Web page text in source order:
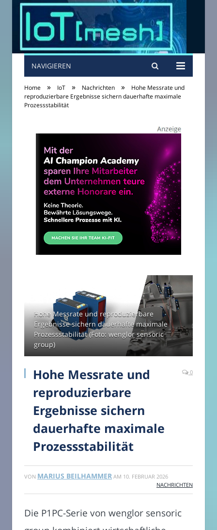
NAVIGIEREN
Home » IoT » Nachrichten »
Hohe Messrate und
reproduzierbare Ergebnisse sichern dauerhafte maximale
Prozessstabilität
Hohe Messrate und reproduzierbare
Ergebnisse sichern dauerhafte maximale
Prozessstabilität (Foto: wenglor sensoric
group)
Hohe Messrate und
reproduzierbare
Ergebnisse sichern
dauerhafte maximale
Prozessstabilität
0
VON MARIUS BEILHAMMER AM 10. FEBRUAR 2026
NACHRICHTEN
Die P1PC-Serie von wenglor sensoric